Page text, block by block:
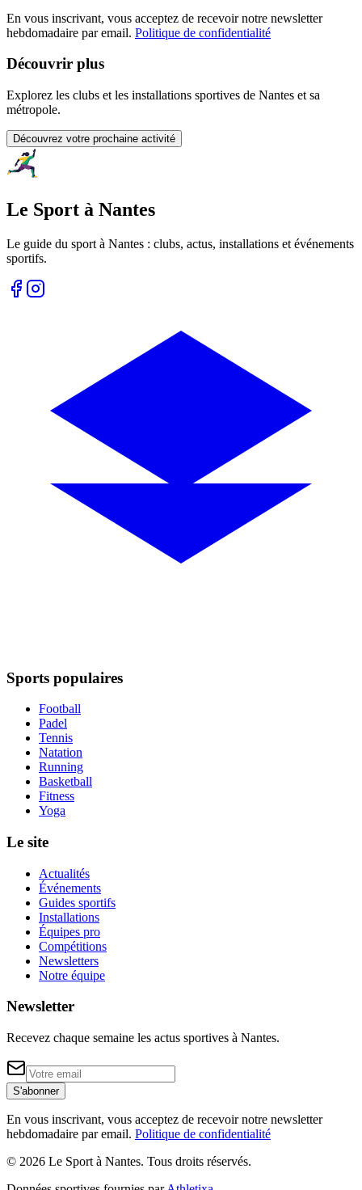
En vous inscrivant, vous acceptez de recevoir notre newsletter
hebdomadaire par email. Politique de confidentialité
Découvrir plus
Explorez les clubs et les installations sportives de Nantes et sa
métropole.
Découvrez votre prochaine activité
Le Sport à Nantes
Le guide du sport à Nantes : clubs, actus, installations et événements
sportifs.
Sports populaires
Football
Padel
Tennis
Natation
Running
Basketball
Fitness
Yoga
Le site
Actualités
Événements
Guides sportifs
Installations
Équipes pro
Compétitions
Newsletters
Notre équipe
Newsletter
Recevez chaque semaine les actus sportives à Nantes.
S'abonner
En vous inscrivant, vous acceptez de recevoir notre newsletter
hebdomadaire par email. Politique de confidentialité
© 2026 Le Sport à Nantes. Tous droits réservés.